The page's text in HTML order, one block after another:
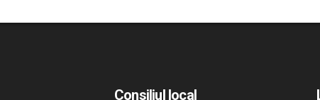
Consiliul local